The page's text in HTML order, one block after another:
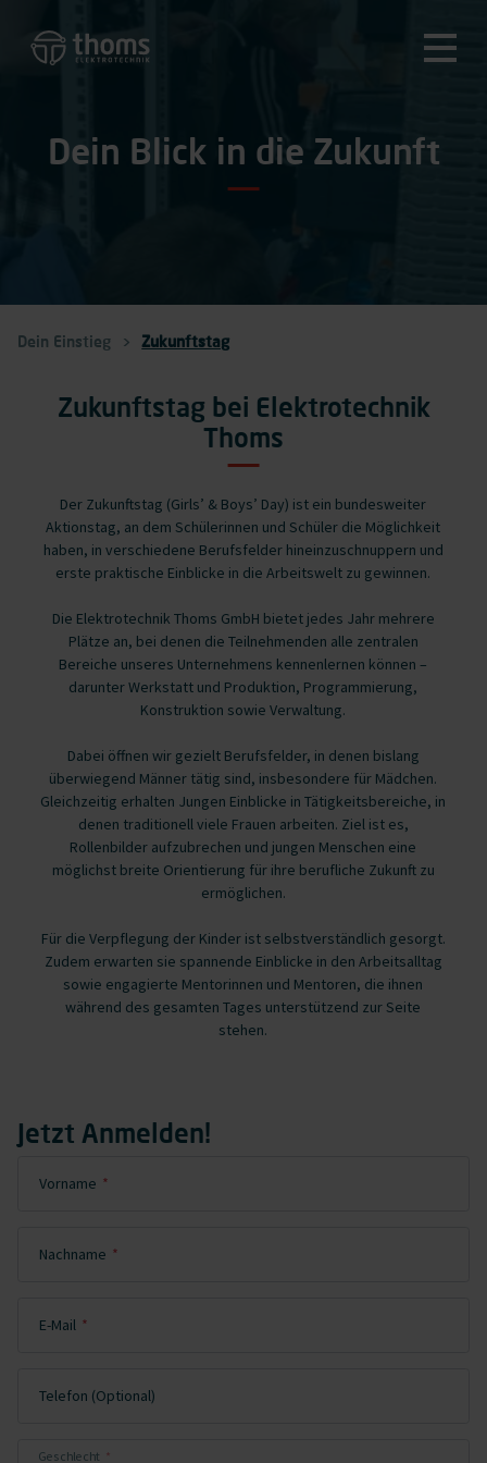
Dein Blick in die Zukunft
Dein Einstieg Zukunftstag
Zukunftstag bei Elektrotechnik
Thoms
Der Zukunftstag (Girls’ & Boys’ Day) ist ein bundesweiter
Aktionstag, an dem Schülerinnen und Schüler die Möglichkeit
haben, in verschiedene Berufsfelder hineinzuschnuppern und
erste praktische Einblicke in die Arbeitswelt zu gewinnen.
Die Elektrotechnik Thoms GmbH bietet jedes Jahr mehrere
Plätze an, bei denen die Teilnehmenden alle zentralen
Bereiche unseres Unternehmens kennenlernen können –
darunter Werkstatt und Produktion, Programmierung,
Konstruktion sowie Verwaltung.
Dabei öffnen wir gezielt Berufsfelder, in denen bislang
überwiegend Männer tätig sind, insbesondere für Mädchen.
Gleichzeitig erhalten Jungen Einblicke in Tätigkeitsbereiche, in
denen traditionell viele Frauen arbeiten. Ziel ist es,
Rollenbilder aufzubrechen und jungen Menschen eine
möglichst breite Orientierung für ihre berufliche Zukunft zu
ermöglichen.
Für die Verpflegung der Kinder ist selbstverständlich gesorgt.
Zudem erwarten sie spannende Einblicke in den Arbeitsalltag
sowie engagierte Mentorinnen und Mentoren, die ihnen
während des gesamten Tages unterstützend zur Seite
stehen.
Jetzt Anmelden!
Pflichtfeld
Vorname *
Pflichtfeld
Nachname *
Pflichtfeld
E-Mail *
Telefon (Optional)
Pflichtfeld
Geschlecht *